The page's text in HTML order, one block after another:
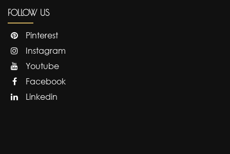
FOLLOW US
Pinterest
Instagram
Youtube
Facebook
Linkedin